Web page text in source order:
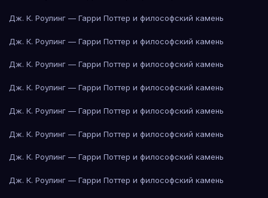
Дж. К. Роулинг — Гарри Поттер и философский камень
Дж. К. Роулинг — Гарри Поттер и философский камень
Дж. К. Роулинг — Гарри Поттер и философский камень
Дж. К. Роулинг — Гарри Поттер и философский камень
Дж. К. Роулинг — Гарри Поттер и философский камень
Дж. К. Роулинг — Гарри Поттер и философский камень
Дж. К. Роулинг — Гарри Поттер и философский камень
Дж. К. Роулинг — Гарри Поттер и философский камень